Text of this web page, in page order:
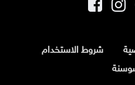
شروط الاستخدام